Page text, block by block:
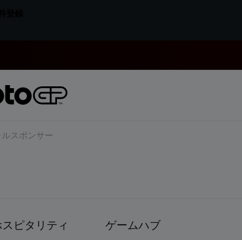
ルスポンサー
ピタリティ ゲームハブ